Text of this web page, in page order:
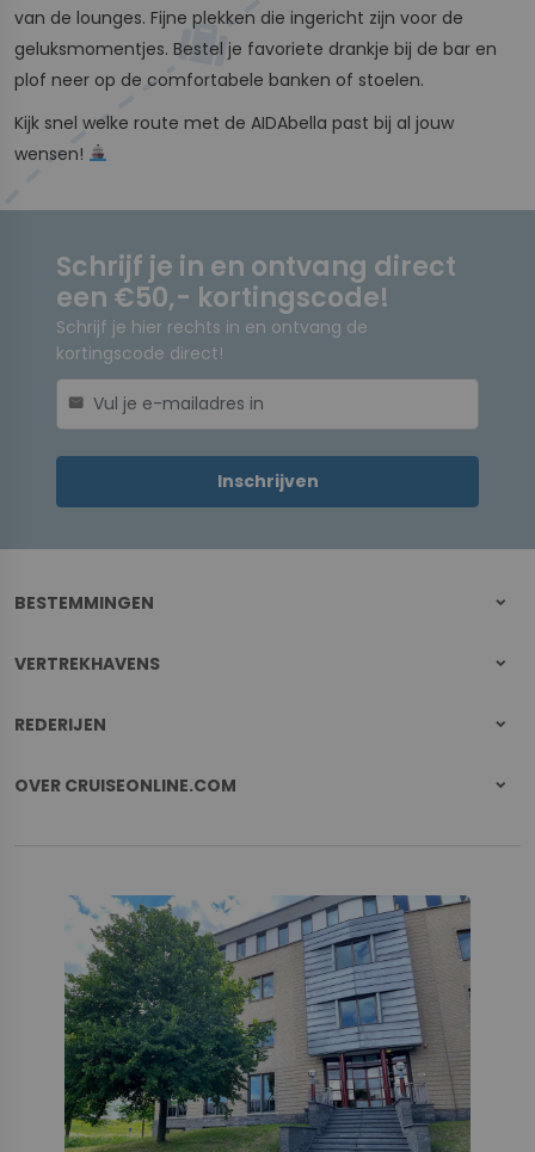
van de lounges. Fijne plekken die ingericht zijn voor de
geluksmomentjes. Bestel je favoriete drankje bij de bar en
plof neer op de comfortabele banken of stoelen.
Kijk snel welke route met de AIDAbella past bij al jouw
wensen!
Schrijf je in en ontvang direct
een €50,- kortingscode!
Schrijf je hier rechts in en ontvang de
kortingscode direct!
mail
Inschrijven
BESTEMMINGEN
VERTREKHAVENS
REDERIJEN
OVER CRUISEONLINE.COM